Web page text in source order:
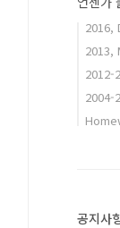
2016,
2013,
2012-
2004-
공지사